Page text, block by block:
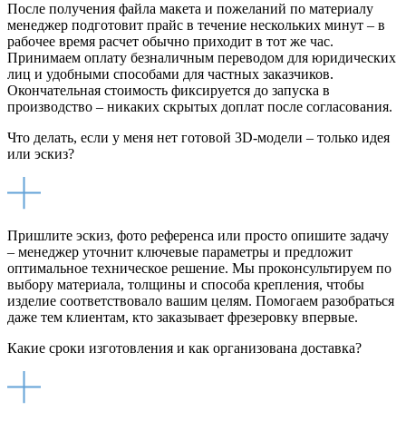
После получения файла макета и пожеланий по материалу
менеджер подготовит прайс в течение нескольких минут – в
рабочее время расчет обычно приходит в тот же час.
Принимаем оплату безналичным переводом для юридических
лиц и удобными способами для частных заказчиков.
Окончательная стоимость фиксируется до запуска в
производство – никаких скрытых доплат после согласования.
Что делать, если у меня нет готовой 3D-модели – только идея
или эскиз?
Пришлите эскиз, фото референса или просто опишите задачу
– менеджер уточнит ключевые параметры и предложит
оптимальное техническое решение. Мы проконсультируем по
выбору материала, толщины и способа крепления, чтобы
изделие соответствовало вашим целям. Помогаем разобраться
даже тем клиентам, кто заказывает фрезеровку впервые.
Какие сроки изготовления и как организована доставка?